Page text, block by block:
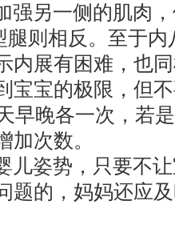
另一侧的肌肉
腿则相反。至于
内展有困难，也
宝宝的极限，但
早晚各一次，若
加次数。
姿势，只要不
题的，妈妈还应